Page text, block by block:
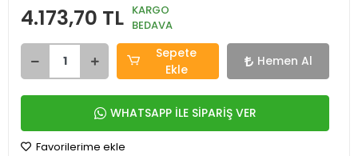
4.173,70 TL KARGO
BEDAVA
Sepete
Ekle
Hemen Al
WHATSAPP İLE SİPARİŞ VER
Favorilerime ekle